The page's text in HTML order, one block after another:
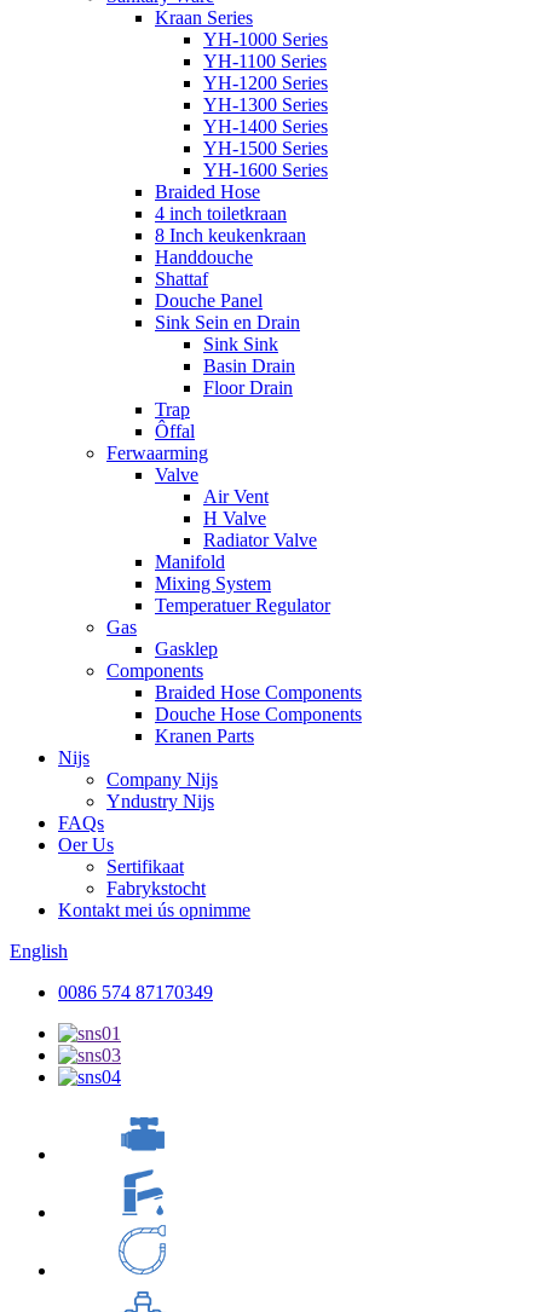
Kraan Series
YH-1000 Series
YH-1100 Series
YH-1200 Series
YH-1300 Series
YH-1400 Series
YH-1500 Series
YH-1600 Series
Braided Hose
4 inch toiletkraan
8 Inch keukenkraan
Handdouche
Shattaf
Douche Panel
Sink Sein en Drain
Sink Sink
Basin Drain
Floor Drain
Trap
Ôffal
Ferwaarming
Valve
Air Vent
H Valve
Radiator Valve
Manifold
Mixing System
Temperatuer Regulator
Gas
Gasklep
Components
Braided Hose Components
Douche Hose Components
Kranen Parts
Nijs
Company Nijs
Yndustry Nijs
FAQs
Oer Us
Sertifikaat
Fabrykstocht
Kontakt mei ús opnimme
English
0086 574 87170349